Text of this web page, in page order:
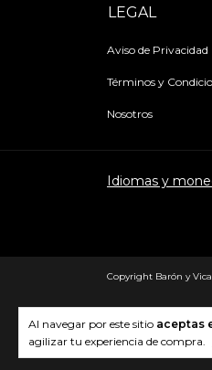
Al navegar por este sitio aceptas
agilizar tu experiencia de compra.
LEGAL
Aviso de Privacidad
Términos y
Nosotros
Idiomas y
Copyright Barón y